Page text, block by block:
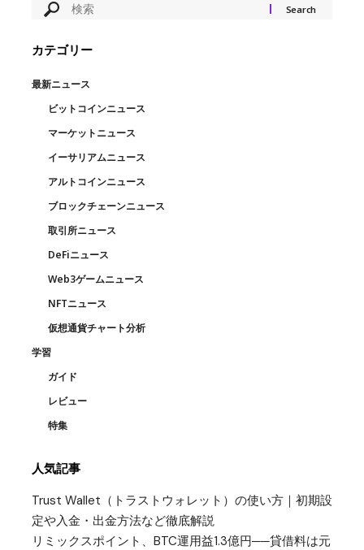
カテゴリー
最新ニュース
ビットコインニュース
マーケットニュース
イーサリアムニュース
アルトコインニュース
ブロックチェーンニュース
取引所ニュース
DeFiニュース
Web3ゲームニュース
NFTニュース
仮想通貨チャート分析
学習
ガイド
レビュー
特集
人気記事
Trust Wallet（トラストウォレット）の使い方｜初期設
定や入金・出金方法など徹底解説
リミックスポイント、BTC運用益1.3億円──貸借料は元